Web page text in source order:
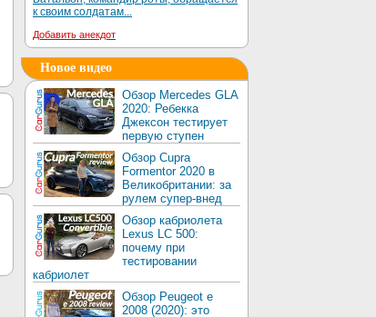
к своим солдатам...
Добавить анекдот
Новое видео
Обзор Mercedes GLA
2020: Ребекка
Джексон тестирует
первую ступен
Обзор Cupra
Formentor 2020 в
Великобритании: за
рулем супер-внед
Обзор кабриолета
Lexus LC 500:
почему при
тестировании
кабриолет
Обзор Peugeot e
2008 (2020): это